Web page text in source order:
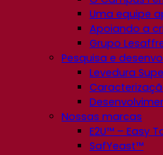
Uma equipe
Apoiando a
Grupo
Pesquisa e
Levedura
Nossas marcas
E2U™ – Easy
SafYeast™